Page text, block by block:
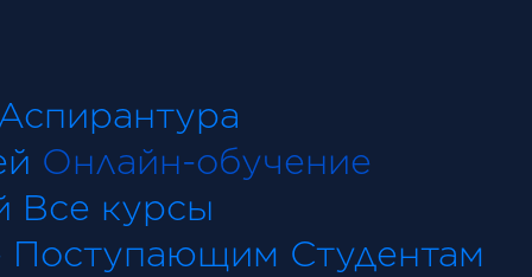
Онлайн-обучение
Все курсы
Поступающим Студентам